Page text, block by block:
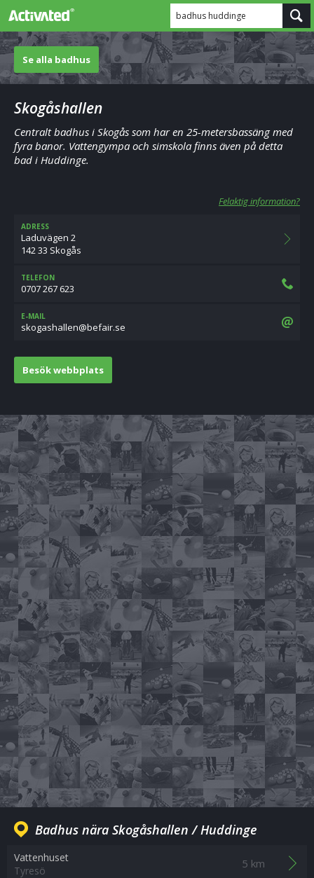
badhus huddinge
Se alla badhus
Skogåshallen
Centralt badhus i Skogås som har en 25-metersbassäng med
fyra banor. Vattengympa och simskola finns även på detta
bad i Huddinge.
Felaktig information?
ADRESS
Laduvägen 2
142 33 Skogås
TELEFON
0707 267 623
E-MAIL
es.riafeb@nellahsagoks
Besök webbplats
Badhus nära Skogåshallen / Huddinge
Vattenhuset
Tyresö
5 km